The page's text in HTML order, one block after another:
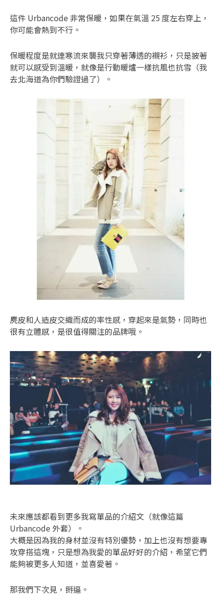
這件 Urbancode 非常保暖，如果在氣溫 25 度左右穿上，
你可能會熱到不行。
保暖程度是就連寒流來襲我只穿著薄透的襯衫，只是披著
就可以感受到溫暖，就像是行動暖爐一樣抗風也抗雪（我
去北海道為你們驗證過了）。
麂皮和人造皮交織而成的率性感，穿起來是氣勢，同時也
很有立體感，是很值得關注的品牌哦。
未來應該都看到更多我寫單品的介紹文（就像這篇
Urbancode 外套）。
大概是因為我的身材並沒有特別優勢，加上也沒有想要專
攻穿搭這塊，只是想為我愛的單品好好的介紹，希望它們
能夠被更多人知道，並喜愛著。
那我們下次見，掰逼。